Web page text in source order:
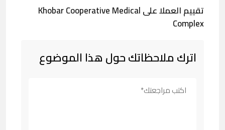
تقييم العملا على Khobar Cooperative Medical
Complex
اترك ملاحظاتك حول هذا الموضوع